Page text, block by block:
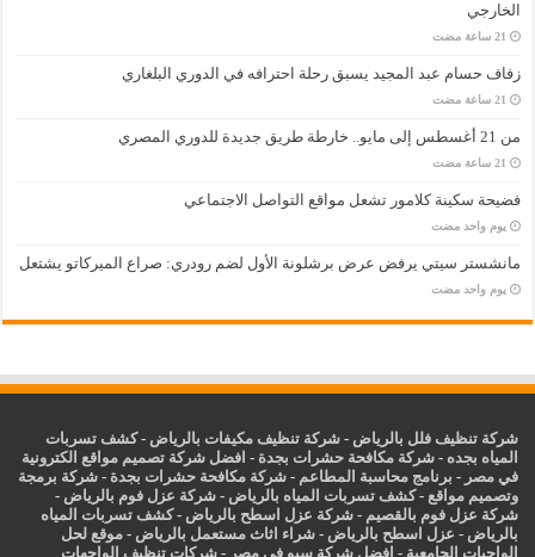
الخارجي
زفاف حسام عبد المجيد يسبق رحلة احترافه في الدوري البلغاري
من 21 أغسطس إلى مايو.. خارطة طريق جديدة للدوري المصري
فضيحة سكينة كلامور تشعل مواقع التواصل الاجتماعي
‏يوم واحد مضت
مانشستر سيتي يرفض عرض برشلونة الأول لضم رودري: صراع الميركاتو يشتعل
‏يوم واحد مضت
شركة تنظيف فلل بالرياض -شركة تنظيف مكيفات بالرياض -كشف تسربات
المياه بجده -شركة مكافحة حشرات بجدة - افضل شركة تصميم مواقع الكترونية
في مصر - برنامج محاسبة المطاعم -شركة مكافحة حشرات بجدة -شركة برمجة
وتصميم مواقع -كشف تسربات المياه بالرياض -شركة عزل فوم بالرياض -
شركة عزل فوم بالقصيم -شركة عزل اسطح بالرياض -كشف تسربات المياه
بالرياض - عزل اسطح بالرياض -شراء اثاث مستعمل بالرياض - موقع لحل
الواجبات الجامعية - افضل شركة سيو في مصر -شركات تنظيف الواجهات